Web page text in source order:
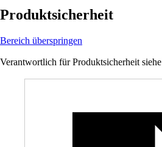
Produktsicherheit
Bereich überspringen
Verantwortlich für Produktsicherheit siehe